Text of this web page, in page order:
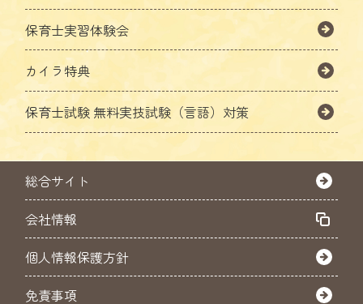
保育士実習体験会
カイラ特典
保育士試験 無料実技試験（言語）対策
総合サイト
会社情報
個人情報保護方針
免責事項